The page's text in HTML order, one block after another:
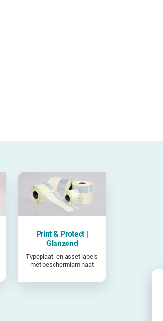
Print & Protect |
Glanzend
Typeplaat- en asset labels
met beschermlaminaat